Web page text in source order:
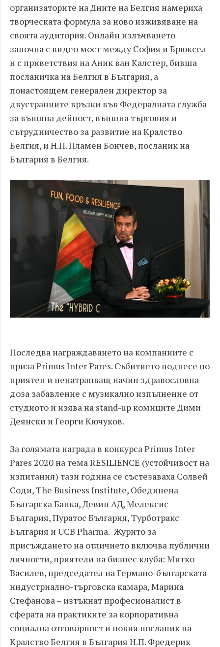
организаторите на Дните на Белгия намериха
творческата формула за ново изживяване на
своята аудитория. Онлайн излъчването
започна с видео мост между София и Брюксел
и с приветствия на Аник ван Калстер, бивша
посланичка на Белгия в България, а
понастоящем генерален директор за
двустранните връзки във Федералната служба
за външна дейност, външна търговия и
сътрудничество за развитие на Кралство
Белгия, и Н.П. Пламен Бончев, посланик на
България в Белгия.
Последва награждаването на компаниите с
приза Primus Inter Pares. Събитието поднесе по
приятен и ненатрапващ начин здравословна
доза забавление с музикално изпълнение от
студиото и изява на stand-up комиците Дими
Деянски и Георги Кючуков.
За голямата награда в конкурса Primus Inter
Pares 2020 на тема RESILIENCE (устойчивост на
изпитания) тази година се състезаваха Солвей
Соди, The Business Institute, Обединена
Българска Банка, Девин АД, Мелексис
България, Пуратос България, Турботракс
България и UCB Pharma. Журито за
присъждането на отличието включва публични
личности, приятели на бизнес клуба: Митко
Василев, председател на Германо-българската
индустриално-търговска камара, Марина
Стефанова – изтъкнат професионалист в
сферата на практиките за корпоративна
социална отговорност и новия посланик на
Кралство Белгия в България Н.П. Фредерик